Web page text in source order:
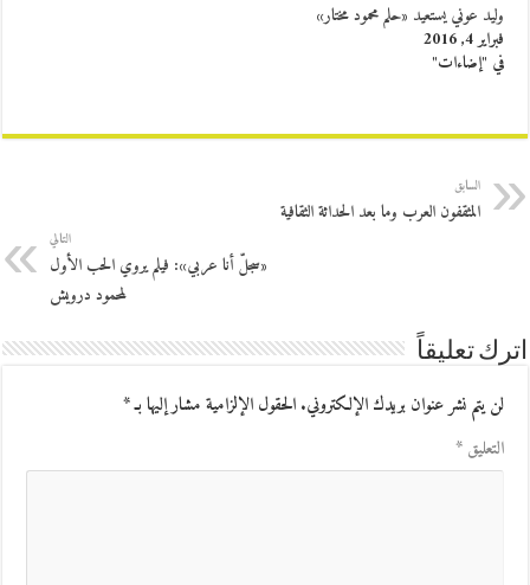
وليد عوني يستعيد «حلم محمود مختار»
فبراير 4, 2016
في "إضاءات"
السابق
المثقفون العرب وما بعد الحداثة الثقافية
التالي
«سجلّ أنا عربي»: فيلم يروي الحب الأول
لمحمود درويش
اترك تعليقاً
لن يتم نشر عنوان بريدك الإلكتروني.الحقول الإلزامية مشار إليها بـ*
التعليق*